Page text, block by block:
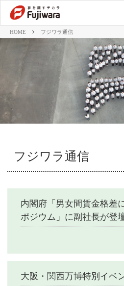
HOME フジワラ通信
フジワラ通信
内閣府「男女間賃金格差
ポジウム」に副社長が登
大阪・関西万博特別イベ